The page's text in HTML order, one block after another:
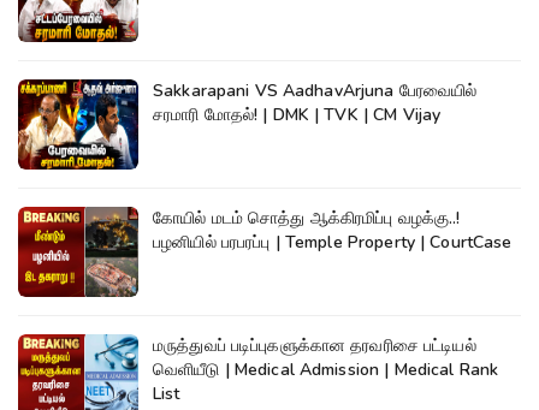
Sakkarapani VS AadhavArjuna பேரவையில்
சரமாரி மோதல்! | DMK | TVK | CM Vijay
கோயில் மடம் சொத்து ஆக்கிரமிப்பு வழக்கு..!
பழனியில் பரபரப்பு | Temple Property | CourtCase
மருத்துவப் படிப்புகளுக்கான தரவரிசை பட்டியல்
வெளியீடு | Medical Admission | Medical Rank
List